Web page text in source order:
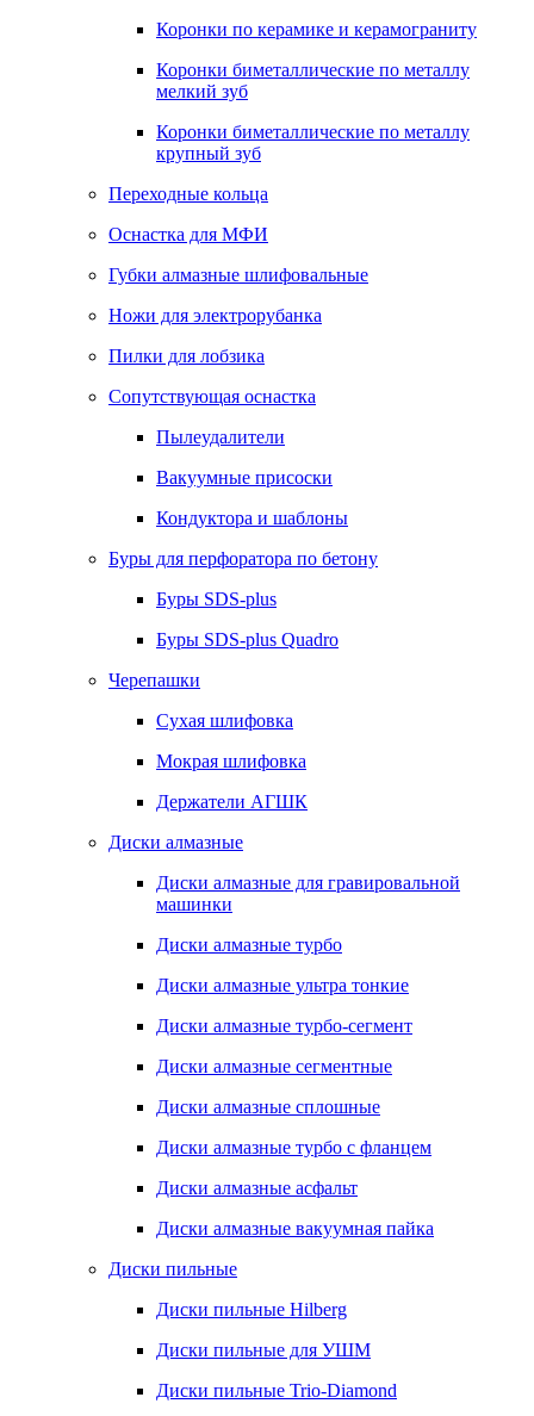
Коронки по керамике и керамограниту
Коронки биметаллические по металлу
мелкий зуб
Коронки биметаллические по металлу
крупный зуб
Переходные кольца
Оснастка для МФИ
Губки алмазные шлифовальные
Ножи для электрорубанка
Пилки для лобзика
Сопутствующая оснастка
Пылеудалители
Вакуумные присоски
Кондуктора и шаблоны
Буры для перфоратора по бетону
Буры SDS-plus
Буры SDS-plus Quadro
Черепашки
Сухая шлифовка
Мокрая шлифовка
Держатели АГШК
Диски алмазные
Диски алмазные для гравировальной
машинки
Диски алмазные турбо
Диски алмазные ультра тонкие
Диски алмазные турбо-сегмент
Диски алмазные сегментные
Диски алмазные сплошные
Диски алмазные турбо с фланцем
Диски алмазные асфальт
Диски алмазные вакуумная пайка
Диски пильные
Диски пильные Hilberg
Диски пильные для УШМ
Диски пильные Trio-Diamond